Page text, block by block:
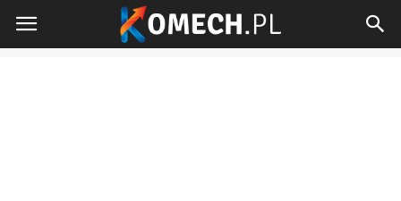
Komech.pl